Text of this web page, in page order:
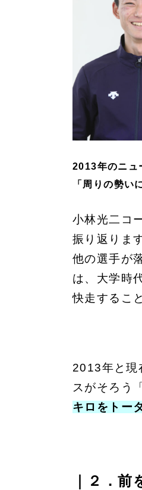
2013年のニュ
「周りの勢い
小林光二コ
振り返りま
他の選手が
は、大学時
快走するこ
2013年と現
スがそろう
キロをトー
｜２．前